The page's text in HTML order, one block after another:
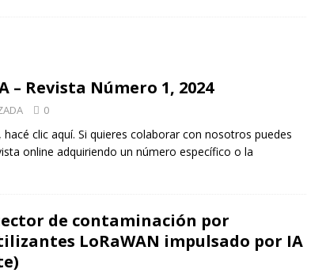
– Revista Número 1, 2024
0
clic aquí. Si quieres colaborar con nosotros puedes
online adquiriendo un número específico o la
de contaminación por
LoRaWAN impulsado por IA